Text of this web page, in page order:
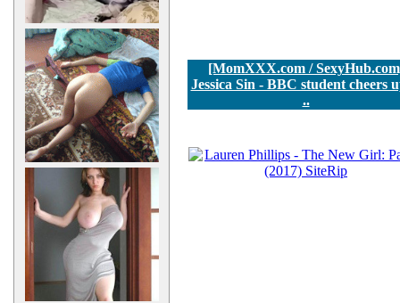
[MomXXX.com /
Jessica Sin - BBC student cheers
..